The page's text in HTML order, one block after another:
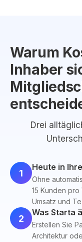
Warum
Inhaber
Drei
1
Heute in
Ohne
15 Kunden pro
Umsatz und
2
Was Starta
Erstellen Sie
Architektur